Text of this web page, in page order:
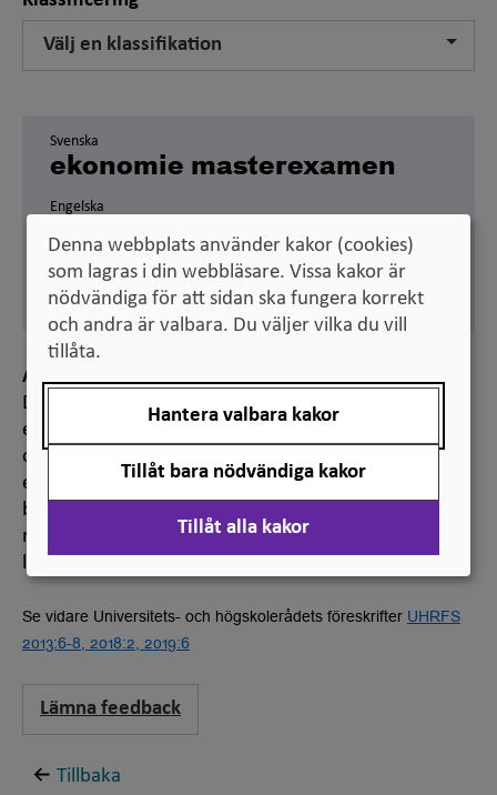
Välj en klassifikation
Svenska
ekonomie masterexamen
Engelska
Degree of Master of Science
in Business and Economics
(120 credits)
Anmärkning
Den engelska översättningen av den svenska
examensbenämningen är hämtad från Universitets-
och högskolerådets föreskrifter, som är utformade
enligt de föreskrifter som Högskoleverket tidigare
beslutat. I sitt beslut följde Högskoleverket
rekommendationer från SUHF samt synpunkter från
lärosätena.
Se vidare Universitets- och högskolerådets föreskrifter UHRFS
2013:6-8, 2018:2, 2019:6
Lämna feedback
Tillbaka
Denna webbplats använder kakor (cookies)
som lagras i din webbläsare. Vissa kakor är
nödvändiga för att sidan ska fungera korrekt
och andra är valbara. Du väljer vilka du vill
tillåta.
Hantera valbara kakor
Tillåt bara nödvändiga kakor
Tillåt alla kakor